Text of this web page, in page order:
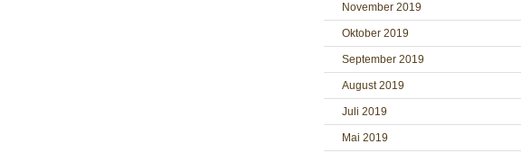
November 2019
Oktober 2019
September 2019
August 2019
Juli 2019
Mai 2019